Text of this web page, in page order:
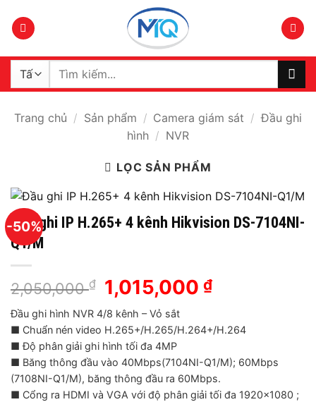
qua
dung
Tìm
Trang chủ / Sản phẩm / Camera giám sát / Đầu ghi
hình / NVR
LỌC SẢN PHẨM
-50%
Đầu ghi IP H.265+ 4 kênh Hikvision DS-7104NI-
Q1/M
2,050,000₫
Giá
gốc
là:
2,050,000 ₫.
1,015,000₫Giá
là:
1,015,000 ₫.
Đầu ghi hình NVR 4/8 kênh – Vỏ sắt
■ Chuẩn nén video H.265+/H.265/H.264+/H.264
■ Độ phân giải ghi hình tối đa 4MP
■ Băng thông đầu vào 40Mbps(7104NI-Q1/M); 60Mbps
(7108NI-Q1/M), băng thông đầu ra 60Mbps.
■ Cổng ra HDMI và VGA với độ phân giải tối đa 1920×1080 ;